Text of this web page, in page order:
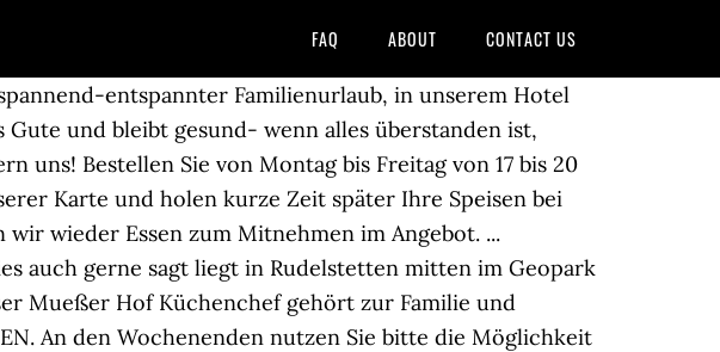
FAQ ABOUT CONTACT US
entspannter Familienurlaub, in unserem Hotel
und bleibt gesund- wenn alles überstanden ist,
uns! Bestellen Sie von Montag bis Freitag von 17 bis 20
Karte und holen kurze Zeit später Ihre Speisen bei
wieder Essen zum Mitnehmen im Angebot. ...
auch gerne sagt liegt in Rudelstetten mitten im Geopark
Mueßer Hof Küchenchef gehört zur Familie und
An den Wochenenden nutzen Sie bitte die Möglichkeit